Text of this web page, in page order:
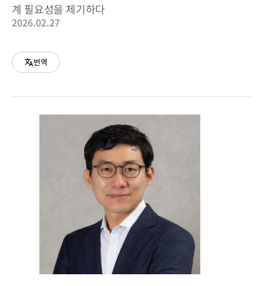
계 필요성을 제기하다
2026.02.27
번역